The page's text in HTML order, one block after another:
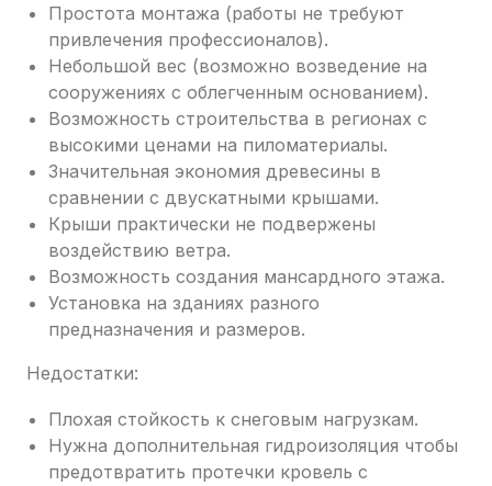
Простота монтажа (работы не требуют
привлечения профессионалов).
Небольшой вес (возможно возведение на
сооружениях с облегченным основанием).
Возможность строительства в регионах с
высокими ценами на пиломатериалы.
Значительная экономия древесины в
сравнении с двускатными крышами.
Крыши практически не подвержены
воздействию ветра.
Возможность создания мансардного этажа.
Установка на зданиях разного
предназначения и размеров.
Недостатки:
Плохая стойкость к снеговым нагрузкам.
Нужна дополнительная гидроизоляция чтобы
предотвратить протечки кровель с